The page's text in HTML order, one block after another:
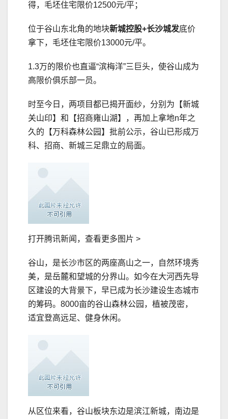
得，毛坯住宅限价12500元/平；
位于谷山东北角的地块新城控股+长沙城发底价
拿下，毛坯住宅限价13000元/平。
1.3万的限价也直逼“滨梅洋”三巨头，使谷山成为
高限价俱乐部一员。
时至今日，两项目都已揭开面纱，分别为【新城
关山印】和【招商雍山湖】，再加上拿地n年之
久的【万科森林公园】批前公示，谷山已形成万
科、招商、新城三足鼎立的局面。
打开腾讯新闻，查看更多图片 >
谷山，是长沙市区的两座高山之一，自然环境秀
美，是岳麓和望城的分界山。如今在大河西先导
区建设的大背景下，早已成为长沙建设生态城市
的筹码。8000亩的谷山森林公园，植被茂密，
适宜登高远足、健身休闲。
从区位来看，谷山板块东边是滨江新城，南边是